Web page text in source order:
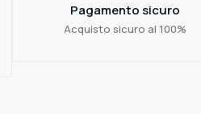
Pagamento sicuro
Acquisto sicuro al 100%